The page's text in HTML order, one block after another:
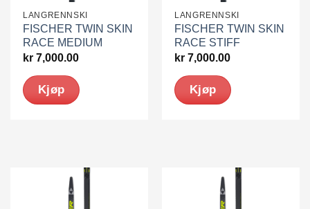
LANGRENNSKI
FISCHER TWIN SKIN
RACE MEDIUM
kr 7,000.00
Kjøp
LANGRENNSKI
FISCHER TWIN SKIN
RACE STIFF
kr 7,000.00
Kjøp